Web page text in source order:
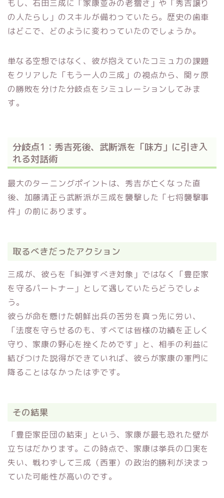
もし、石田三成に「家康並みの老獪さ」や「秀吉譲り
の人たらし」のスキルが備わっていたら。歴史の歯車
はどこで、どのように変わっていたのでしょうか。
単なる空想ではなく、彼が抱えていたコミュ力の課題
をクリアした「もう一人の三成」の視点から、関ヶ原
の勝敗を分けた分岐点をシミュレーションしてみま
す。
分岐点1：秀吉死後、武断派を「味方」に引き入
れる対話術
最大のターニングポイントは、秀吉が亡くなった直
後、加藤清正ら武断派が三成を襲撃した「七将襲撃事
件」の前にあります。
取るべきだったアクション
三成が、彼らを「糾弾すべき対象」ではなく「豊臣家
を守るパートナー」として遇していたらどうでしょ
う。
彼らが命を懸けた朝鮮出兵の苦労を真っ先に労い、
「法度を守らせるのも、すべては皆様の功績を正しく
守り、家康の野心を挫くためです」と、相手の利益に
結びつけた説得ができていれば、彼らが家康の軍門に
降ることはなかったはずです。
その結果
「豊臣家臣団の結束」という、家康が最も恐れた壁が
立ちはだかります。この時点で、家康は挙兵の口実を
失い、戦わずして三成（西軍）の政治的勝利が決まっ
ていた可能性が高いのです。